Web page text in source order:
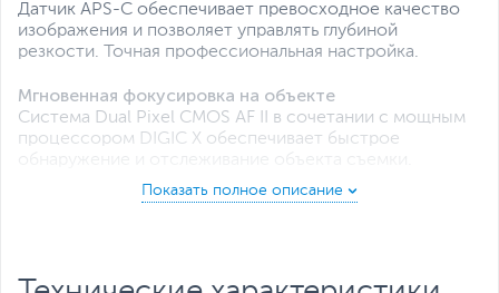
Датчик APS-C обеспечивает превосходное качество
изображения и позволяет управлять глубиной
резкости. Точная профессиональная настройка.
Мгновенная фокусировка на объекте
Система Dual Pixel CMOS AF II в сочетании с мощным
процессором DIGIC X обеспечивает быстрое
Быстрая серийная съемка